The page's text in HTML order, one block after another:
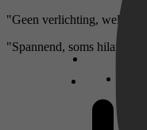
"Geen verlichting, wel
"Spannend, soms hilarisch